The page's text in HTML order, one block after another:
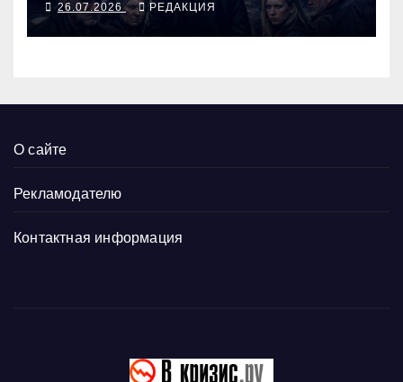
26.07.2026 РЕДАКЦИЯ
О сайте
Рекламодателю
Контактная информация